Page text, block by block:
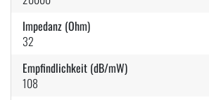
Impedanz (Ohm)
32
Empfindlichkeit (dB/mW)
108